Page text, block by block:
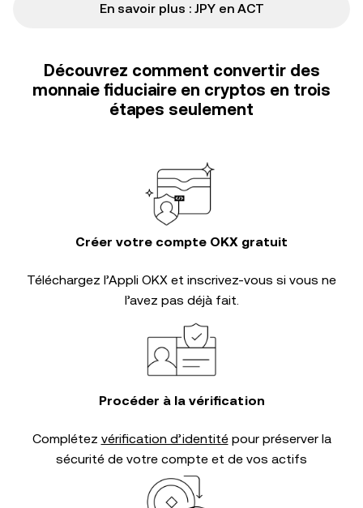
En savoir plus : JPY en ACT
Découvrez comment convertir des
monnaie fiduciaire en cryptos en trois
étapes seulement
Créer votre compte OKX gratuit
Téléchargez l’Appli OKX et inscrivez-vous si vous ne
l’avez pas déjà fait.
Procéder à la vérification
Complétez vérification d’identitépour préserver la
sécurité de votre compte et de vos actifs